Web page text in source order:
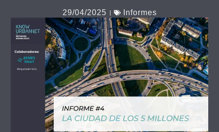
29/04/2025 Informes